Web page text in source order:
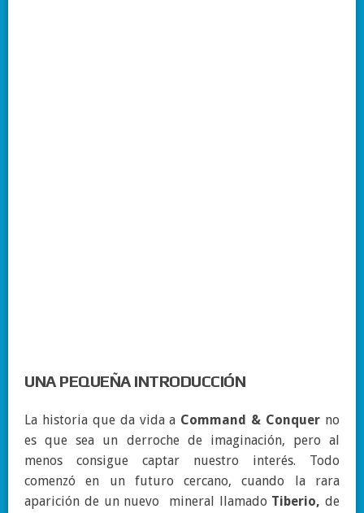
UNA PEQUEÑA INTRODUCCIÓN
La historia que da vida a Command & Conquer no
es que sea un derroche de imaginación, pero al
menos consigue captar nuestro interés. Todo
comenzó en un futuro cercano, cuando la rara
aparición de un nuevo mineral llamado Tiberio, de